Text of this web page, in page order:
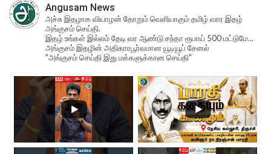
Angusam News
அச்சு இதழாக வியாழன் தோறும் வெளியாகும் தமிழ் வார இதழ்
அங்குசம் செய்தி.
இதழ் உங்கள் இல்லம் தேடி வர ஆண்டு சந்தா ரூபாய் 500 மட்டுமே...
அங்குசம் இதழின் அதிகாரபூர்வமான யூடியூப் சேனல்
"அங்குசம் செய்தி இது மக்களுக்கான செய்தி"